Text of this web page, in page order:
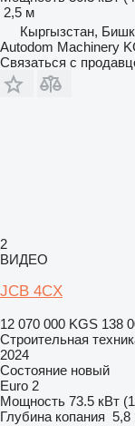
2,5 м
Кыргызстан,
Autodom Machinery
Связаться с
2
ВИДЕО
JCB 4CX
12 070 000 KGS 138
Строительная
2024
Состояние новый
Euro 2
Мощность 73.5 кВт
Глубина копания 5,8